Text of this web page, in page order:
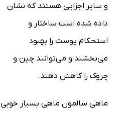
و سایر اجزایی هستند که نشان
داده شده است ساختار و
استحکام پوست را بهبود
می‌بخشند و می‌توانند چین و
چروک را کاهش دهند.
ماهی سالمون ماهی بسیار خوبی